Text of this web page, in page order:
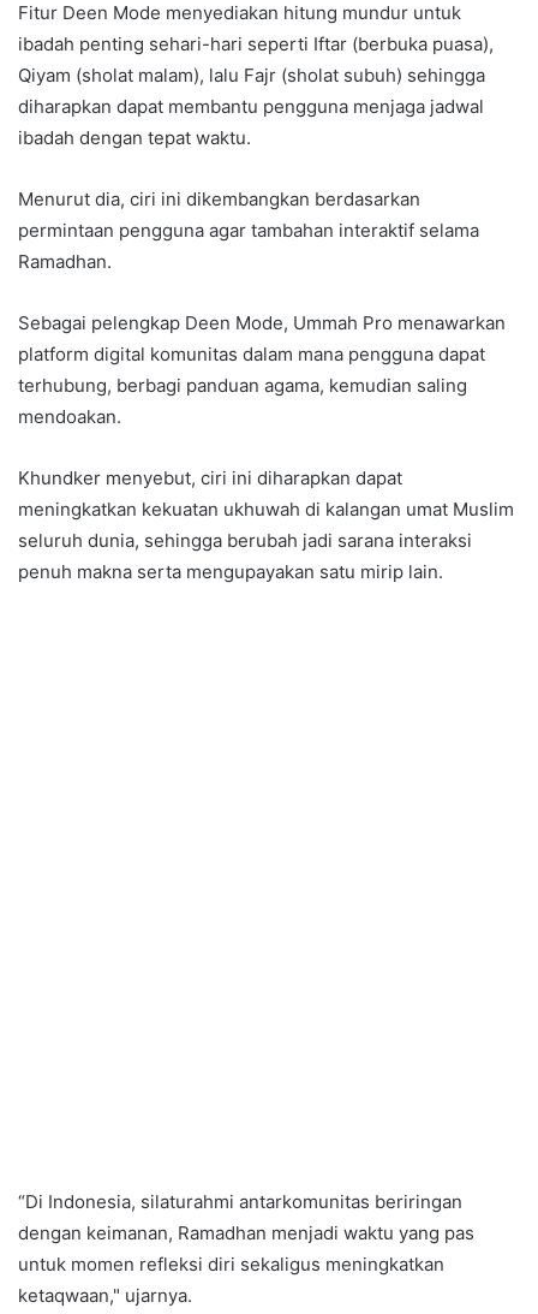
Fitur Deen Mode menyediakan hitung mundur untuk
ibadah penting sehari-hari seperti Iftar (berbuka puasa),
Qiyam (sholat malam), lalu Fajr (sholat subuh) sehingga
diharapkan dapat membantu pengguna menjaga jadwal
ibadah dengan tepat waktu.
Menurut dia, ciri ini dikembangkan berdasarkan
permintaan pengguna agar tambahan interaktif selama
Ramadhan.
Sebagai pelengkap Deen Mode, Ummah Pro menawarkan
platform digital komunitas dalam mana pengguna dapat
terhubung, berbagi panduan agama, kemudian saling
mendoakan.
Khundker menyebut, ciri ini diharapkan dapat
meningkatkan kekuatan ukhuwah di kalangan umat Muslim
seluruh dunia, sehingga berubah jadi sarana interaksi
penuh makna serta mengupayakan satu mirip lain.
“Di Indonesia, silaturahmi antarkomunitas beriringan
dengan keimanan, Ramadhan menjadi waktu yang pas
untuk momen refleksi diri sekaligus meningkatkan
ketaqwaan," ujarnya.